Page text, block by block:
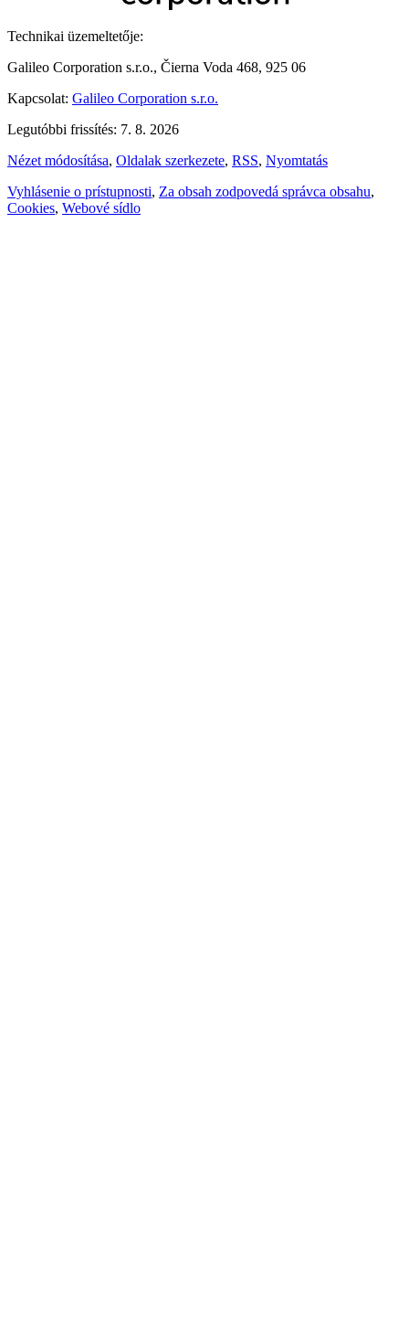
Technikai üzemeltetője:
Galileo Corporation s.r.o., Čierna Voda 468, 925 06
Kapcsolat: Galileo Corporation s.r.o.
Legutóbbi frissítés: 7. 8. 2026
Nézet módosítása, Oldalak szerkezete, RSS, Nyomtatás
Vyhlásenie o prístupnosti, Za obsah zodpovedá správca obsahu,
Cookies, Webové sídlo